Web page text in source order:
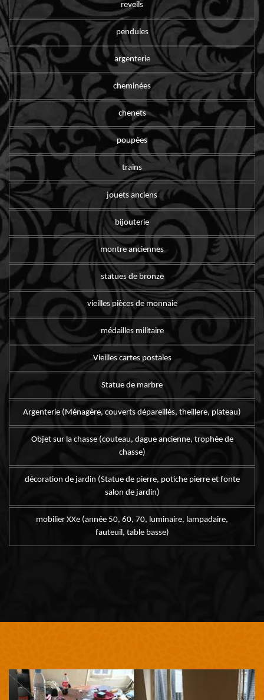
reveils
pendules
argenterie
cheminées
chenets
poupées
trains
jouets anciens
bijouterie
montre anciennes
statues de bronze
vieilles pièces de monnaie
médailles militaire
Vieilles cartes postales
Statue de marbre
Argenterie (Ménagère, couverts dépareillés, theillere, plateau)
Objet sur la chasse (couteau, dague ancienne, trophée de
chasse)
décoration de jardin (Statue de pierre, potiche pierre et fonte
salon de jardin)
mobilier XXe (année 50, 60, 70, luminaire, lampadaire,
fauteuil, table basse)